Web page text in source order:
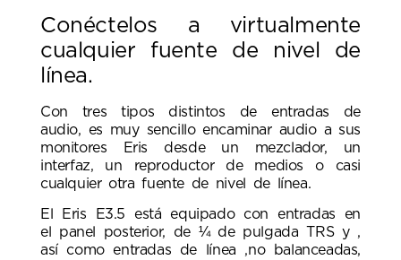
Conéctelos a virtualmente
cualquier fuente de nivel de
línea.
Con tres tipos distintos de entradas de
audio, es muy sencillo encaminar audio a sus
monitores Eris desde un mezclador, un
interfaz, un reproductor de medios o casi
cualquier otra fuente de nivel de línea.
El Eris E3.5 está equipado con entradas en
el panel posterior, de ¼ de pulgada TRS y ,
así como entradas de línea ,no balanceadas,